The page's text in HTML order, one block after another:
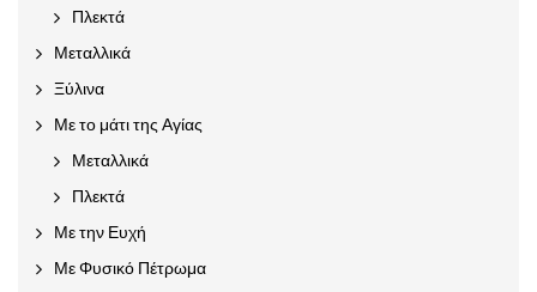
Πλεκτά
Μεταλλικά
Ξύλινα
Με το μάτι της Αγίας
Μεταλλικά
Πλεκτά
Με την Ευχή
Με Φυσικό Πέτρωμα